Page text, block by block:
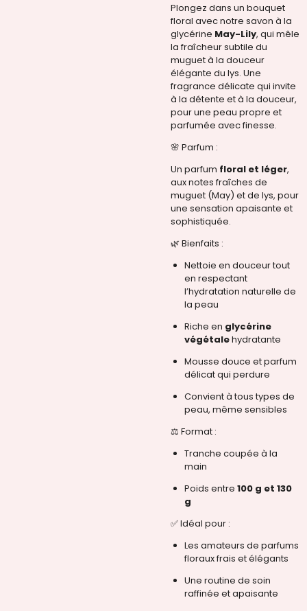
Plongez dans un bouquet
floral avec notre savon à la
glycérine May-Lily, qui mêle
la fraîcheur subtile du
muguet à la douceur
élégante du lys. Une
fragrance délicate qui invite
à la détente et à la douceur,
pour une peau propre et
parfumée avec finesse.
🌸 Parfum :
Un parfum floral et léger,
aux notes fraîches de
muguet (May) et de lys, pour
une sensation apaisante et
sophistiquée.
🌿 Bienfaits :
Nettoie en douceur tout
en respectant
l’hydratation naturelle de
la peau
Riche en glycérine
végétalehydratante
Mousse douce et parfum
délicat qui perdure
Convient à tous types de
peau, même sensibles
⚖️ Format :
Tranche coupée à la
main
Poids entre 100 g et 130
g
✅ Idéal pour :
Les amateurs de parfums
floraux frais et élégants
Une routine de soin
raffinée et apaisante